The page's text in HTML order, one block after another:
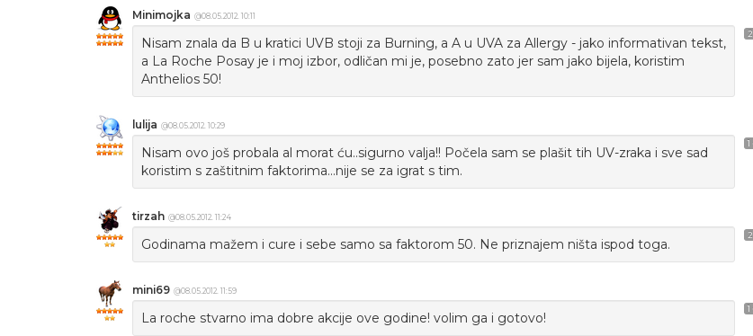
2
Minimojka @08.05.2012. 10:11
Nisam znala da B u kratici UVB stoji za Burning, a A u UVA za Allergy - jako informativan tekst,
a La Roche Posay je i moj izbor, odličan mi je, posebno zato jer sam jako bijela, koristim
Anthelios 50!
1
lulija @08.05.2012. 10:29
Nisam ovo još probala al morat ću..sigurno valja!! Počela sam se plašit tih UV-zraka i sve sad
koristim s zaštitnim faktorima...nije se za igrat s tim.
2
tirzah @08.05.2012. 11:24
Godinama mažem i cure i sebe samo sa faktorom 50. Ne priznajem ništa ispod toga.
1
mini69 @08.05.2012. 11:59
La roche stvarno ima dobre akcije ove godine! volim ga i gotovo!